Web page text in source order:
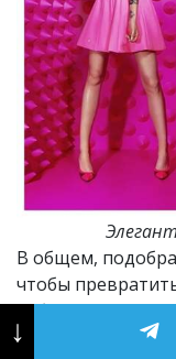
В общем,
чтобы
Забудьте всех,
похожи: немного
↓